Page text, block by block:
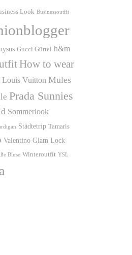
Look Businessoutfit
Gucci Gürtel h&m
How to wear
Louis Vuitton Mules
Prada Sunnies
Sommerlook
Städtetrip Tamaris
Valentino Glam Lock
Bluse Winteroutfit YSL